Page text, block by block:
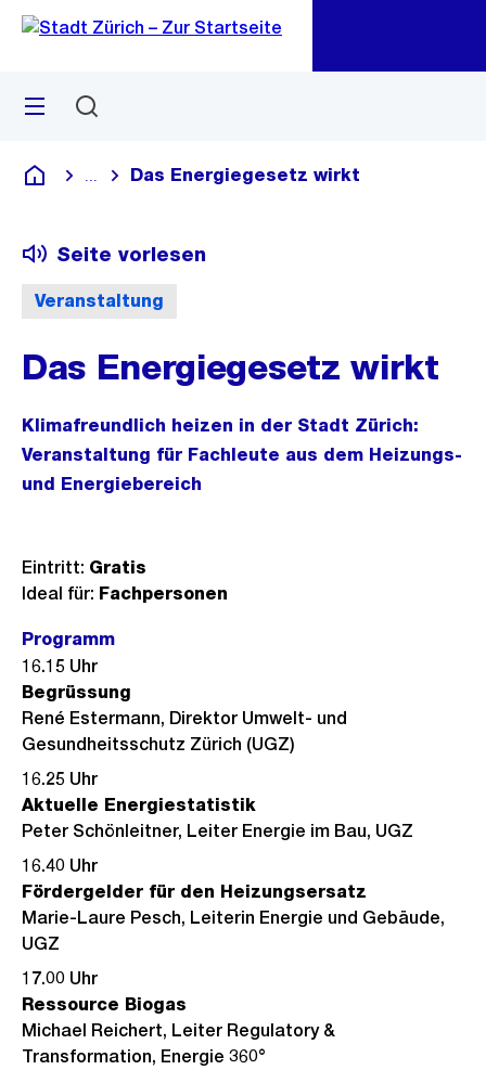
Navigation
Sprunglink
Menü
Deutsch
Blende alle Breadcrumbs ein
Das Energiegesetz wirkt
Veranstaltung
Seite vorlesen
Das Energiegesetz wirkt
Klimafreundlich heizen in der Stadt Zürich:
Veranstaltung für Fachleute aus dem Heizungs-
und Energiebereich
Eintritt: Gratis
Ideal für: Fachpersonen
Programm
16.15 Uhr
Begrüssung
René Estermann, Direktor Umwelt- und
Gesundheitsschutz Zürich (UGZ)
16.25 Uhr
Aktuelle Energiestatistik
Peter Schönleitner, Leiter Energie im Bau, UGZ
16.40 Uhr
Fördergelder für den Heizungsersatz
Marie-Laure Pesch, Leiterin Energie und Gebäude,
UGZ
17.00 Uhr
Ressource Biogas
Michael Reichert, Leiter Regulatory &
Transformation, Energie 360°